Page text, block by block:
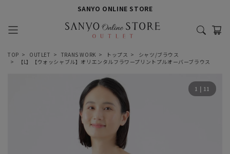
SANYO ONLINE STORE
TOP OUTLET TRANS WORK トップス
シャツ/ブラウス
【L】【ウォッシャブル】オリエンタルフラワープリントプルオーバーブラウス
1 | 11